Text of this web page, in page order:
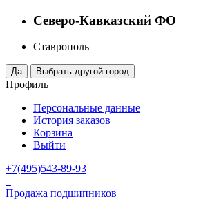
Северо-Кавказский ФО
Ставрополь
Профиль
Персональные данные
История заказов
Корзина
Выйти
+7(495)543-89-93
Продажа подшипников